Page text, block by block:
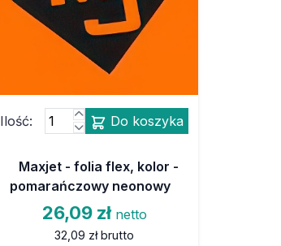
Ilość: Do koszyka
Maxjet - folia flex, kolor -
pomarańczowy neonowy
26,09 zł netto
32,09 zł brutto